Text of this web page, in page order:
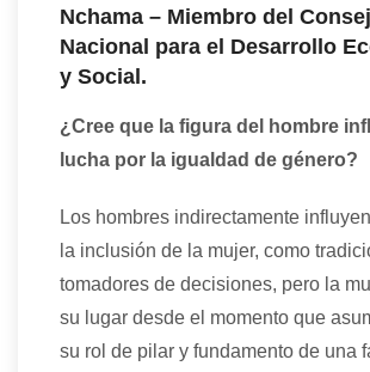
Nchama – Miembro del
Nacional para el Desarrollo
y Social.
¿Cree que la figura del hombre
lucha por la igualdad de género?
Los hombres indirectamente
la inclusión de la mujer, como
tomadores de decisiones, pero la
su lugar desde el momento que
su rol de pilar y fundamento de una